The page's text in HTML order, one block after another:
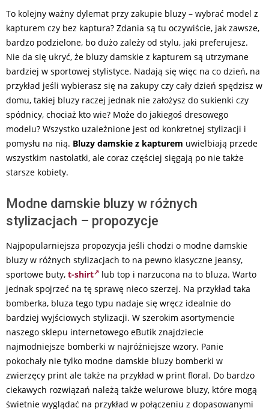
To kolejny ważny dylemat przy zakupie bluzy – wybrać model z
kapturem czy bez kaptura? Zdania są tu oczywiście, jak zawsze,
bardzo podzielone, bo dużo zależy od stylu, jaki preferujesz.
Nie da się ukryć, że bluzy damskie z kapturem są utrzymane
bardziej w sportowej stylistyce. Nadają się więc na co dzień, na
przykład jeśli wybierasz się na zakupy czy cały dzień spędzisz w
domu, takiej bluzy raczej jednak nie założysz do sukienki czy
spódnicy, chociaż kto wie? Może do jakiegoś dresowego
modelu? Wszystko uzależnione jest od konkretnej stylizacji i
pomysłu na nią. Bluzy damskie z kapturem uwielbiają przede
wszystkim nastolatki, ale coraz częściej sięgają po nie także
starsze kobiety.
Modne damskie bluzy w różnych
stylizacjach – propozycje
Najpopularniejsza propozycja jeśli chodzi o modne damskie
bluzy w różnych stylizacjach to na pewno klasyczne jeansy,
sportowe buty, t-shirt
lub top i narzucona na to bluza. Warto
jednak spojrzeć na tę sprawę nieco szerzej. Na przykład taka
bomberka, bluza tego typu nadaje się wręcz idealnie do
bardziej wyjściowych stylizacji. W szerokim asortymencie
naszego sklepu internetowego eButik znajdziecie
najmodniejsze bomberki w najróżniejsze wzory. Panie
pokochały nie tylko modne damskie bluzy bomberki w
zwierzęcy print ale także na przykład w print floral. Do bardzo
ciekawych rozwiązań należą także welurowe bluzy, które mogą
świetnie wyglądać na przykład w połączeniu z dopasowanymi